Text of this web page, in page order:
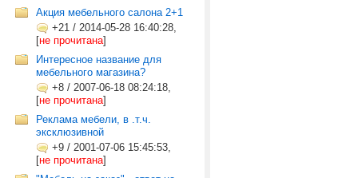
Акция мебельного салона 2+1
+21 / 2014-05-28 16:40:28,
[не прочитана]
Интересное название для
мебельного магазина?
+8 / 2007-06-18 08:24:18,
[не прочитана]
Реклама мебели, в .т.ч.
эксклюзивной
+9 / 2001-07-06 15:45:53,
[не прочитана]